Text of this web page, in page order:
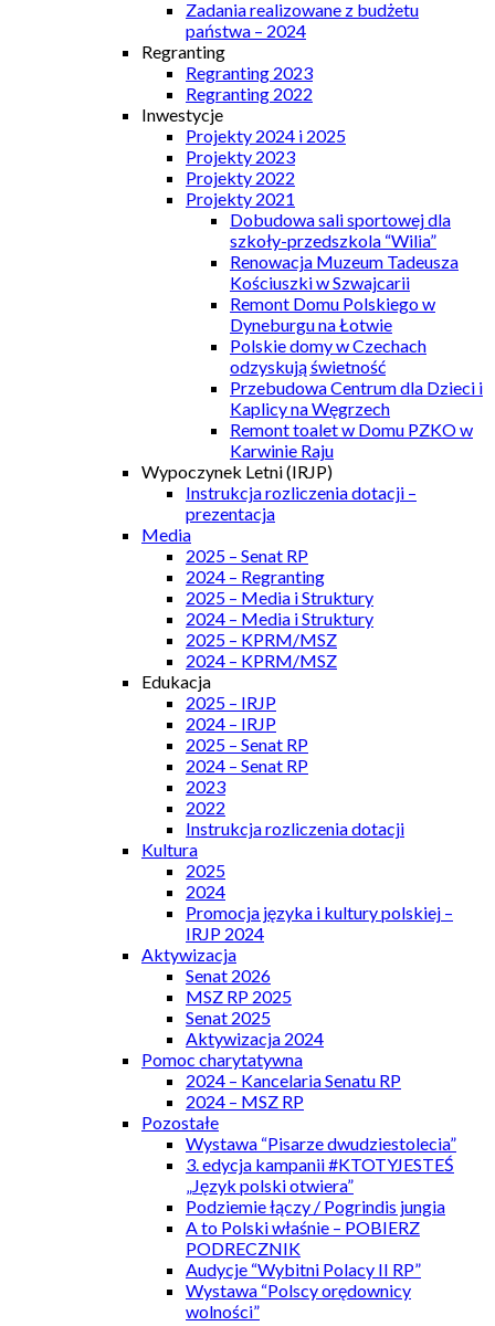
Zadania realizowane z budżetu
państwa – 2024
Regranting
Regranting 2023
Regranting 2022
Inwestycje
Projekty 2024 i 2025
Projekty 2023
Projekty 2022
Projekty 2021
Dobudowa sali sportowej dla
szkoły-przedszkola “Wilia”
Renowacja Muzeum Tadeusza
Kościuszki w Szwajcarii
Remont Domu Polskiego w
Dyneburgu na Łotwie
Polskie domy w Czechach
odzyskują świetność
Przebudowa Centrum dla Dzieci i
Kaplicy na Węgrzech
Remont toalet w Domu PZKO w
Karwinie Raju
Wypoczynek Letni (IRJP)
Instrukcja rozliczenia dotacji –
prezentacja
Media
2025 – Senat RP
2024 – Regranting
2025 – Media i Struktury
2024 – Media i Struktury
2025 – KPRM/MSZ
2024 – KPRM/MSZ
Edukacja
2025 – IRJP
2024 – IRJP
2025 – Senat RP
2024 – Senat RP
2023
2022
Instrukcja rozliczenia dotacji
Kultura
2025
2024
Promocja języka i kultury polskiej –
IRJP 2024
Aktywizacja
Senat 2026
MSZ RP 2025
Senat 2025
Aktywizacja 2024
Pomoc charytatywna
2024 – Kancelaria Senatu RP
2024 – MSZ RP
Pozostałe
Wystawa “Pisarze dwudziestolecia”
3. edycja kampanii #KTOTYJESTEŚ
„Język polski otwiera”
Podziemie łączy / Pogrindis jungia
A to Polski właśnie – POBIERZ
PODRECZNIK
Audycje “Wybitni Polacy II RP”
Wystawa “Polscy orędownicy
wolności”